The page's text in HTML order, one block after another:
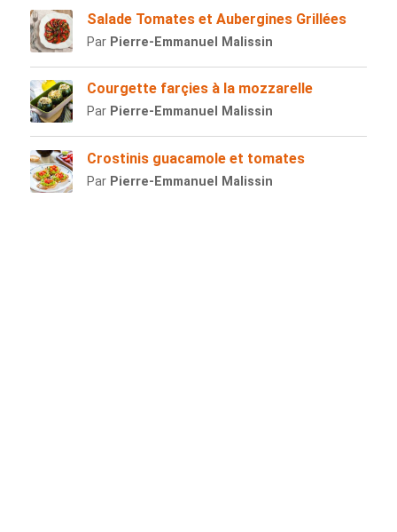
Salade Tomates et Aubergines Grillées
Par Pierre-Emmanuel Malissin
Courgette farçies à la mozzarelle
Par Pierre-Emmanuel Malissin
Crostinis guacamole et tomates
Par Pierre-Emmanuel Malissin